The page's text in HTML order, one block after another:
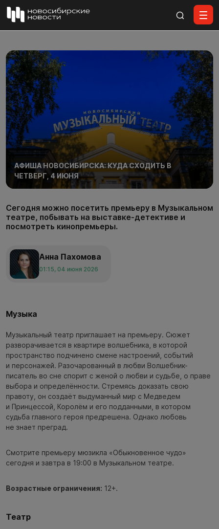
АФИША НОВОСИБИРСКА: КУДА СХОДИТЬ В
ЧЕТВЕРГ, 4 ИЮНЯ
Сегодня можно посетить премьеру в Музыкальном
театре, побывать на выставке-детективе и
посмотреть кинопремьеры.
Анна Пахомова
01:15, 04 июня 2026
Музыка
Музыкальный театр приглашает на премьеру. Сюжет
разворачивается в квартире волшебника, в которой
пространство подчинено смене настроений, событий
и персонажей. Разочарованный в любви Волшебник-
писатель во сне спорит с женой о любви и судьбе, о праве
выбора и определённости. Стремясь доказать свою
правоту, он создаёт выдуманный мир с Медведем
и Принцессой, Королём и его подданными, в котором
судьба главного героя предрешена. Однако любовь
не знает преград.
Смотрите премьеру мюзикла «Обыкновенное чудо»
сегодня и завтра в 19:00 в Музыкальном театре.
Возрастные ограничения: 12+.
Театр